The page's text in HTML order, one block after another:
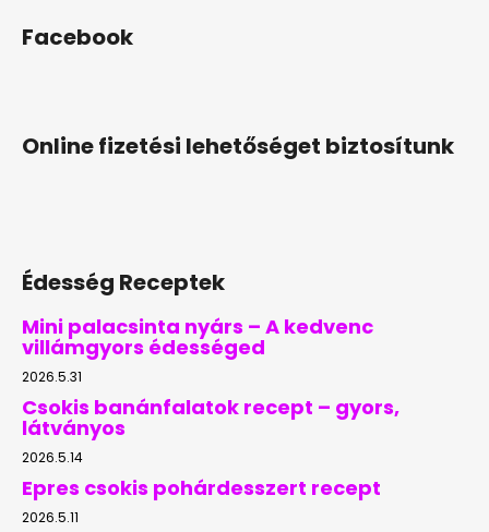
Facebook
Online fizetési lehetőséget biztosítunk
Édesség Receptek
Mini palacsinta nyárs – A kedvenc
villámgyors édességed
2026.5.31
Csokis banánfalatok recept – gyors,
látványos
2026.5.14
Epres csokis pohárdesszert recept
2026.5.11